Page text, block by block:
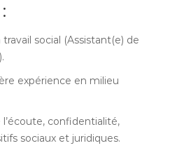
social (Assistant(e) de
expérience en milieu
l’écoute, confidentialité,
sociaux et juridiques.